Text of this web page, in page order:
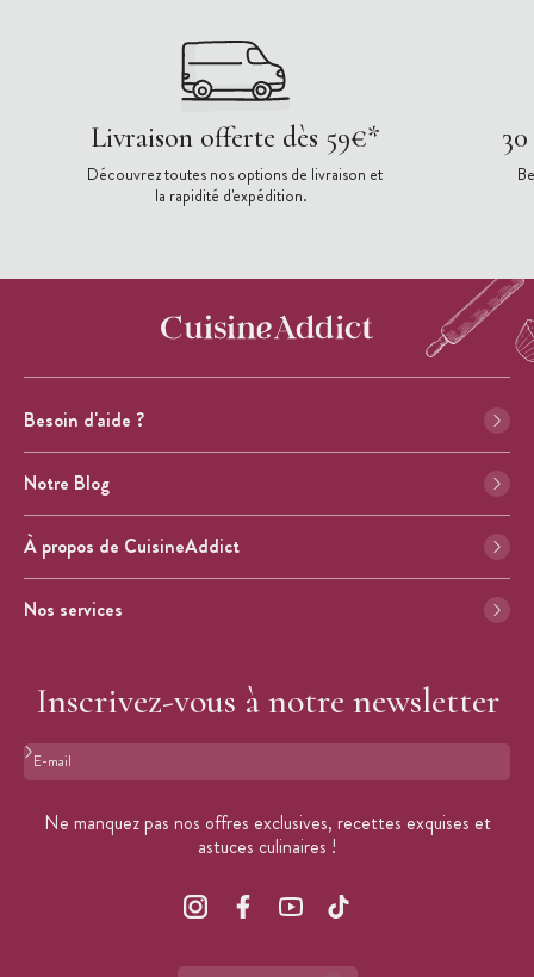
Livraison offerte dès 59€*
Découvrez toutes nos options de livraison et
la rapidité d'expédition.
Besoin d'aide ?
Notre Blog
À propos de CuisineAddict
Nos services
Inscrivez-vous à notre newsletter
Format : adresse@email.com
Ne manquez pas nos offres exclusives, recettes exquises et
astuces culinaires !